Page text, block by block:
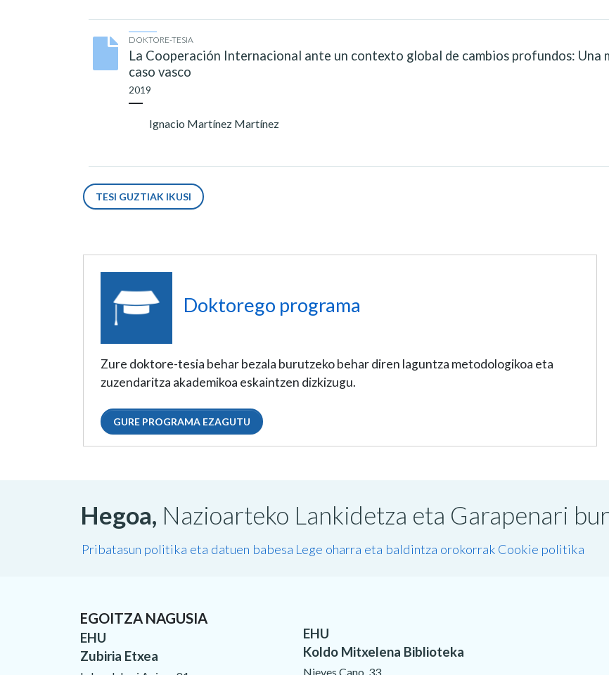
DOKTORE-TESIA
La Cooperación Internacional ante un contexto global de cambios profundos: Una
caso vasco
2019
Ignacio Martínez Martínez
TESI GUZTIAK IKUSI
Doktorego programa
Zure doktore-tesia behar bezala burutzeko behar diren laguntza metodologikoa eta
zuzendaritza akademikoa eskaintzen dizkizugu.
GURE PROGRAMA EZAGUTU
Hegoa, Nazioarteko Lankidetza eta Garapenari
Pribatasun politika eta datuen babesa Lege oharra eta baldintza orokorrak Cookie politika
EGOITZA NAGUSIA
EHU
Zubiria Etxea
EHU
Koldo Mitxelena Biblioteka
Nieves Cano, 33